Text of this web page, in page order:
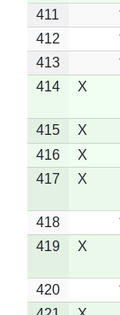
411
412
413
414
X
415 X
416
X
417
X
418
419
X
420